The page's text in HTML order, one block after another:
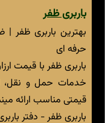
باربری ظفر
بهترین باربری
حرفه ای
باربری ظفر با قیمت
خدمات حمل و نقل،
قیمتی مناسب ارائه